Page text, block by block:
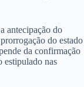
antecipação do
do estado
da confirmação
estipulado nas